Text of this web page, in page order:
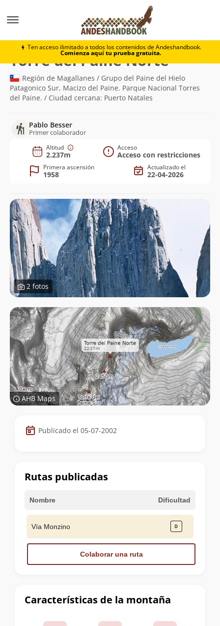
Ten acceso ilimitado a todos los contenidos de Andeshandbook.
Comienza aquí tu prueba gratuita.
Torre del Paine Norte
Torre del Paine Norte
Región de Magallanes / Grupo del Paine del Hielo
Patagonico Sur, Macizo del Paine. Parque Nacional Torres
del Paine. / Ciudad cercana: Puerto Natales
Pablo Besser
Primer colaborador
Altitud
2.237m
Acceso
Acceso con restricciones
Primera ascensión
1958
Actualizado el
22-04-2026
2 fotos
AHB Maps
Datos
de
cumbre
Publicado el 05-07-2002
Características de la montaña
Rutas publicadas
Nombre Dificultad
Vía Monzino
Colaborar una ruta